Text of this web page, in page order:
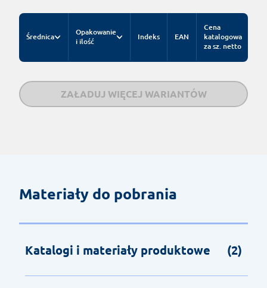
Średnica
Opakowanie
i ilość
Indeks EAN
Cena
katalogowa
za sz. netto
ZAŁADUJ WIĘCEJ WARIANTÓW
Materiały do pobrania
Katalogi i materiały produktowe (2)